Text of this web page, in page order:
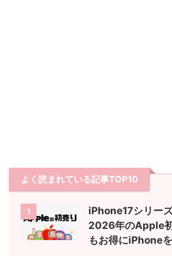
よく読まれている記事TOP10
1
iPhone17シリー
2026年のApple
もお得にiPhone